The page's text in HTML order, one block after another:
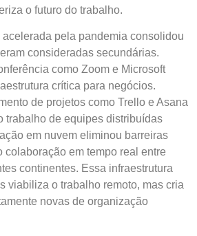
o futuro do trabalho.
pela pandemia consolidou
consideradas secundárias.
como Zoom e Microsoft
crítica para negócios.
de projetos como Trello e Asana
trabalho de equipes distribuídas
em nuvem eliminou barreiras
colaboração em tempo real entre
continentes. Essa infraestrutura
viabiliza o trabalho remoto, mas cria
novas de organização